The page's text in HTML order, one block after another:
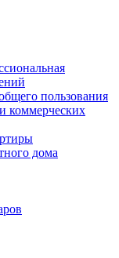
пользования
коммерческих
дома